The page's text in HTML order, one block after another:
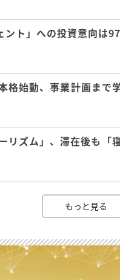
ント」への投資意向
格始動、事業計画ま
リズム」、滞在後も
もっと見る